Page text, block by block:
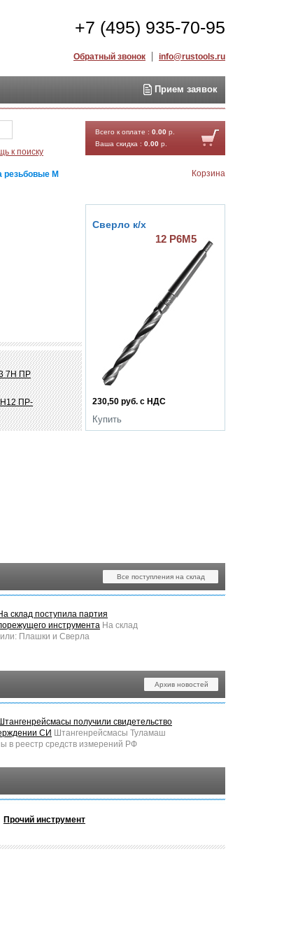
+7 (495) 935-70-95
Обратный звонок info@rustools.ru
Прием заявок
к поиску
Всего к оплате : 0.00 р.
Ваша скидка : 0.00 р.
Корзина
резьбовые М
7Н ПР
Н12 ПР-
230,50 руб. с НДС
Купить
Сверло к/х
12 Р6М5
Все поступления на склад
склад поступила партия
инструмента На склад
Плашки и Сверла
Архив новостей
получили свидетельство
СИ Штангенрейсмасы Туламаш
в реестр средств измерений РФ
Прочий инструмент